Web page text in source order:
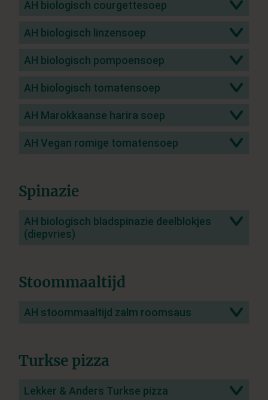
AH biologisch courgettesoep
AH biologisch linzensoep
AH biologisch pompoensoep
AH biologisch tomatensoep
AH Marokkaanse harira soep
AH Vegan romige tomatensoep
Spinazie
AH biologisch bladspinazie deelblokjes
(diepvries)
Stoommaaltijd
AH stoommaaltijd zalm roomsaus
Turkse pizza
Lekker & Anders Turkse pizza